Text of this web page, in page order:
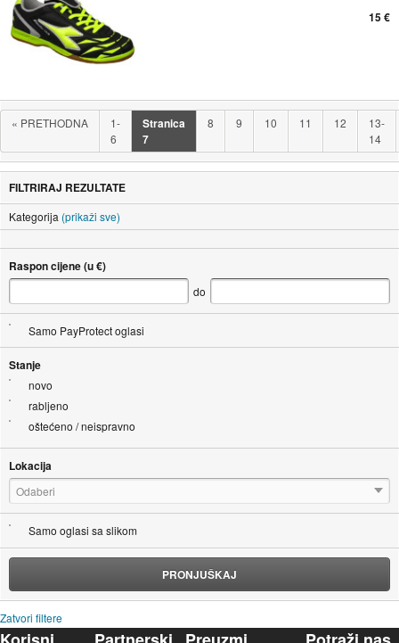
15 €
« PRETHODNA
1-
6
Stranica
7
8 9 10 11 12
13-
14
FILTRIRAJ REZULTATE
Kategorija (prikaži sve)
Raspon cijene (u €)
do
Samo PayProtect oglasi
Stanje
novo
rabljeno
oštećeno / neispravno
Lokacija
Odaberi
Samo oglasi sa slikom
PRONJUŠKAJ
Zatvori filtere